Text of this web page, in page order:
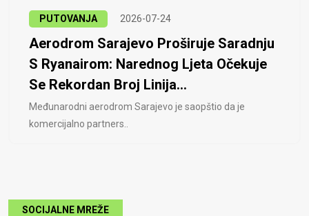
PUTOVANJA 2026-07-24
Aerodrom Sarajevo Proširuje Saradnju
S Ryanairom: Narednog Ljeta Očekuje
Se Rekordan Broj Linija...
Međunarodni aerodrom Sarajevo je saopštio da je
komercijalno partners..
SOCIJALNE MREŽE